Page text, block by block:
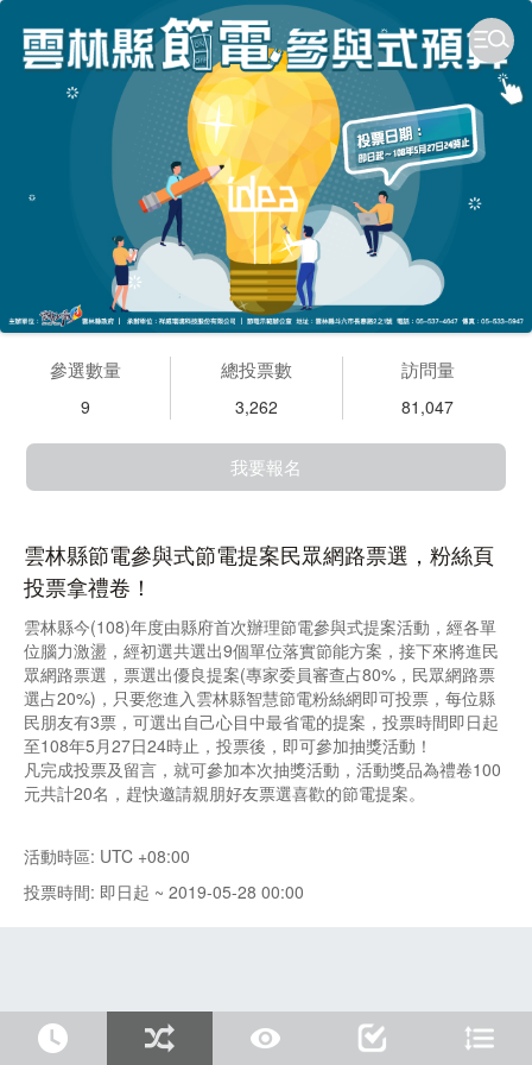
參選數量
9
總投票數
3,262
訪問量
81,047
我要報名
雲林縣節電參與式節電提案民眾網路票選，粉絲頁
投票拿禮卷！
雲林縣今(108)年度由縣府首次辦理節電參與式提案活動，經各單
位腦力激盪，經初選共選出9個單位落實節能方案，接下來將進民
眾網路票選，票選出優良提案(專家委員審查占80%，民眾網路票
選占20%)，只要您進入雲林縣智慧節電粉絲網即可投票，每位縣
民朋友有3票，可選出自己心目中最省電的提案，投票時間即日起
至108年5月27日24時止，投票後，即可參加抽獎活動！
凡完成投票及留言，就可參加本次抽獎活動，活動獎品為禮卷100
元共計20名，趕快邀請親朋好友票選喜歡的節電提案。
活動時區: UTC +08:00
投票時間: 即日起 ~ 2019-05-28 00:00